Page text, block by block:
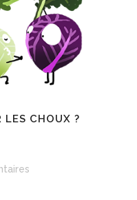
LES CHOUX ?